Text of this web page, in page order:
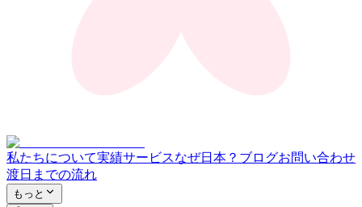
私たちについて実績サービスなぜ日本？ ブログお問い合わせ
渡日までの流れ
もっと